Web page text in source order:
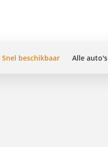
Snel beschikbaar Alle auto's